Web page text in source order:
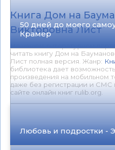
50 дней до моего
Крамер
Любовь и подростки -
Книга Дом на
Викторовна Лист
читать книгу Дом на
Лист полная версия. Жанр:
библиотека дает
произведения на мобильном
даже без регистрации и СМС
сайте онлайн книг rulib.org.